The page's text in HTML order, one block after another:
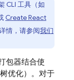
CLI 工具（如
Create React
情，请参阅我们
包器结合使
优化）。对于